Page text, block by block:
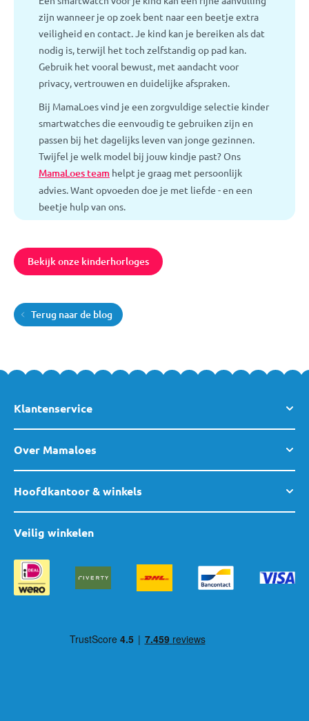
zijn wanneer je op zoek bent naar een beetje extra
veiligheid en contact. Je kind kan je bereiken als dat
nodig is, terwijl het toch zelfstandig op pad kan.
Gebruik het vooral bewust, met aandacht voor
privacy, vertrouwen en duidelijke afspraken.
Bij MamaLoes vind je een zorgvuldige selectie kinder
smartwatches die eenvoudig te gebruiken zijn en
passen bij het dagelijks leven van jonge gezinnen.
Twijfel je welk model bij jouw kindje past? Ons
MamaLoes team helpt je graag met persoonlijk
advies. Want opvoeden doe je met liefde - en een
beetje hulp van ons.
Bekijk onze kinderhorloges
Terug naar de blog
Klantenservice
Over Mamaloes
Hoofdkantoor & winkels
Veilig winkelen